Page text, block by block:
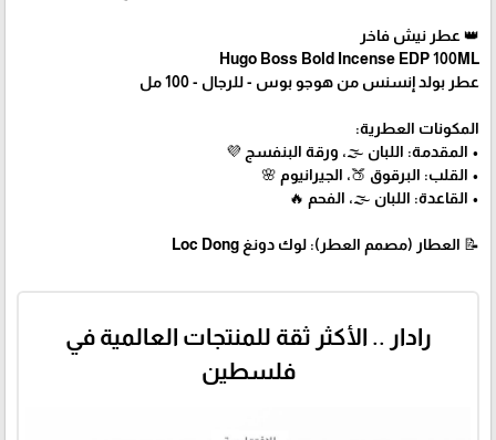
👑 عطر نيش فاخر
Hugo Boss Bold Incense EDP 100ML
عطر بولد إنسنس من هوجو بوس - للرجال - 100 مل
المكونات العطرية:
• المقدمة: اللبان 🌫️، ورقة البنفسج 💜
• القلب: البرقوق 🍑، الجيرانيوم 🌸
• القاعدة: اللبان 🌫️، الفحم 🔥
📝 العطار (مصمم العطر): لوك دونغ Loc Dong
رادار .. الأكثر ثقة للمنتجات العالمية في
فلسطين